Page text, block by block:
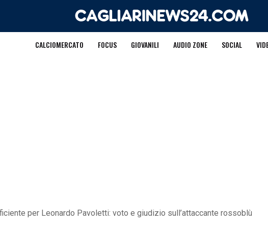
CALCIOMERCATO FOCUS GIOVANILI AUDIO ZONE SOCIAL
per Leonardo Pavoletti: voto e giudizio sull’attaccante rossoblù